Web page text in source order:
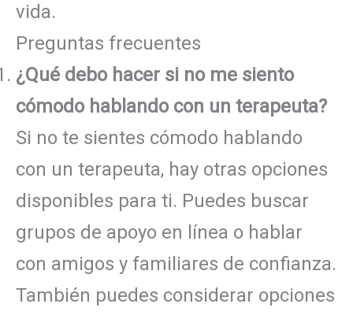
vida.
Preguntas frecuentes
¿Qué debo hacer si no me siento
cómodo hablando con un terapeuta?
Si no te sientes cómodo hablando
con un terapeuta, hay otras opciones
disponibles para ti. Puedes buscar
grupos de apoyo en línea o hablar
con amigos y familiares de confianza.
También puedes considerar opciones